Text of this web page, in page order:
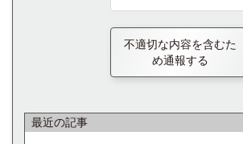
不適切な内容を含むた
め通報する
最近の記事